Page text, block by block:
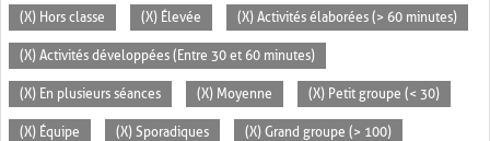
(X) Hors classe (X) Élevée (X) Activités élaborées (> 60 minutes)
(X) Activités développées (Entre 30 et 60 minutes)
(X) En plusieurs séances (X) Moyenne (X) Petit groupe (< 30)
(X) Équipe (X) Sporadiques (X) Grand groupe (> 100)